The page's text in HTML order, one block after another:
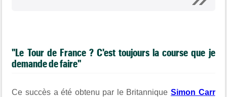
"Le Tour de France ? C'est toujours la course que je
demande de faire"
Ce succès a été obtenu par le Britannique Simon Carr